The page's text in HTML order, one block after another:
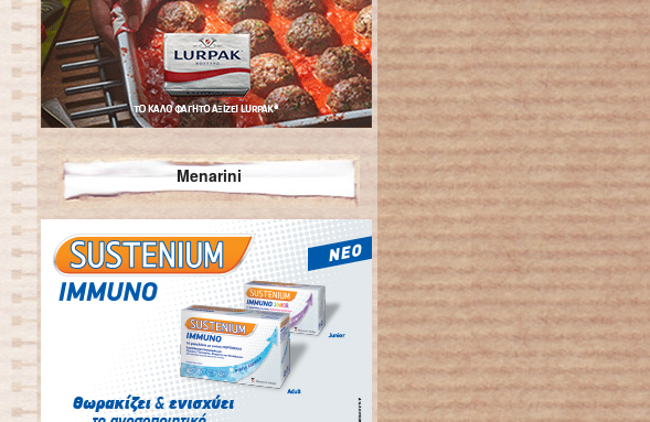
Menarini